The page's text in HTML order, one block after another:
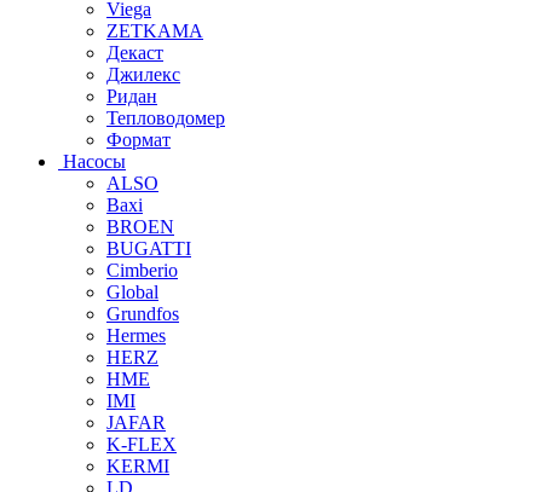
Viega
ZETKAMA
Декаст
Джилекс
Ридан
Тепловодомер
Формат
Насосы
ALSO
Baxi
BROEN
BUGATTI
Cimberio
Global
Grundfos
Hermes
HERZ
HME
IMI
JAFAR
K-FLEX
KERMI
LD